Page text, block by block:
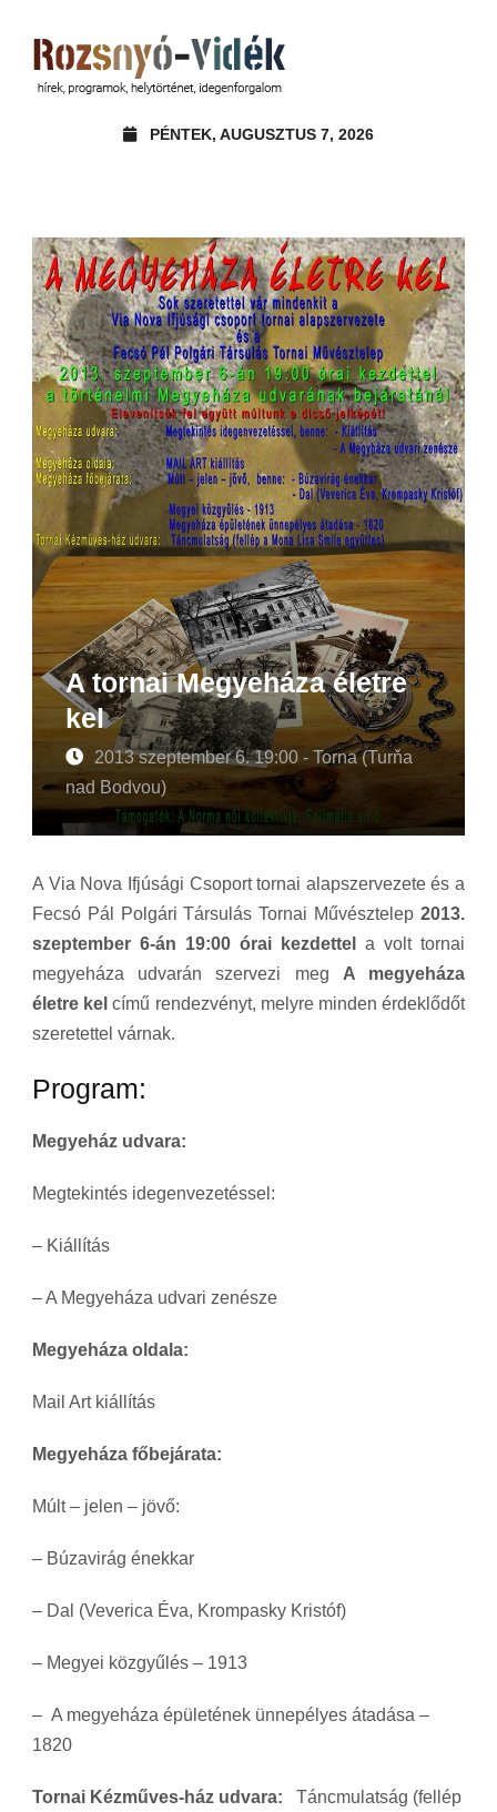
PÉNTEK, AUGUSZTUS 7, 2026
A tornai Megyeháza életre
kel
2013 szeptember 6. 19:00 - Torna (Turňa
nad Bodvou)
A Via Nova Ifjúsági Csoport tornai alapszervezete és a
Fecsó Pál Polgári Társulás Tornai Művésztelep 2013.
szeptember 6-án 19:00 órai kezdettel
a volt tornai
megyeháza udvarán szervezi meg A megyeháza
életre kel című rendezvényt, melyre minden érdeklődőt
szeretettel várnak.
Program:
Megyeház udvara:
Megtekintés idegenvezetéssel:
– Kiállítás
– A Megyeháza udvari zenésze
Megyeháza oldala:
Mail Art kiállítás
Megyeháza főbejárata:
Múlt – jelen – jövő:
– Búzavirág énekkar
– Dal (Veverica Éva, Krompasky Kristóf)
– Megyei közgyűlés – 1913
– A megyeháza épületének ünnepélyes átadása –
1820
Tornai Kézműves-ház udvara:
Táncmulatság (fellép